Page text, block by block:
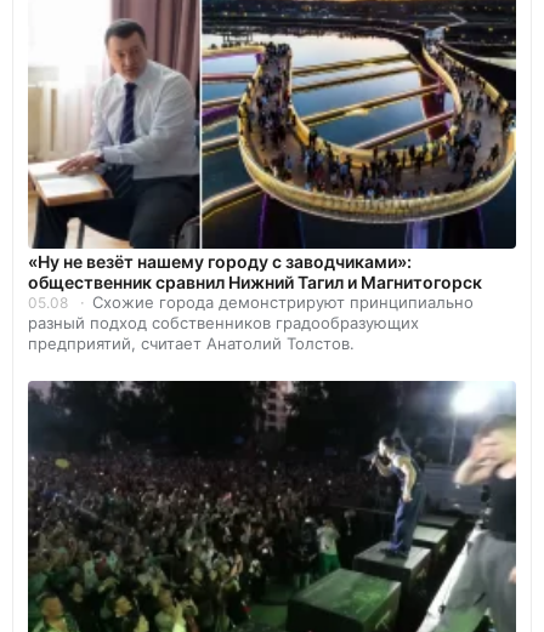
«Ну не везёт нашему городу с заводчиками»:
общественник сравнил Нижний Тагил и Магнитогорск
05.08
Схожие города демонстрируют принципиально
разный подход собственников градообразующих
предприятий, считает Анатолий Толстов.